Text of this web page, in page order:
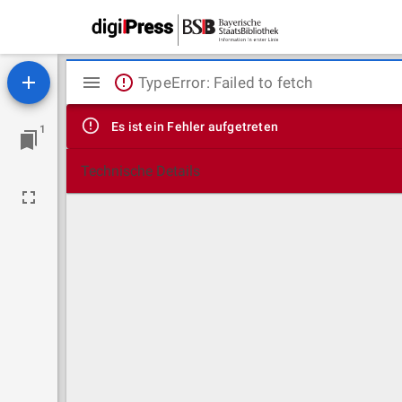
1
Mirador
Viewer
TypeError: Failed to fetch
Es ist ein Fehler aufgetreten
Technische Details